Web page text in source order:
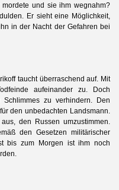
und sie ihm wegnahm?
Er sieht eine Möglichkeit,
in der Nacht der Gefahren bei
taucht überraschend auf. Mit
aufeinander zu. Doch
zu verhindern. Den
den unbedachten Landsmann.
den Russen umzustimmen.
den Gesetzen militärischer
bis zum Morgen ist ihm noch